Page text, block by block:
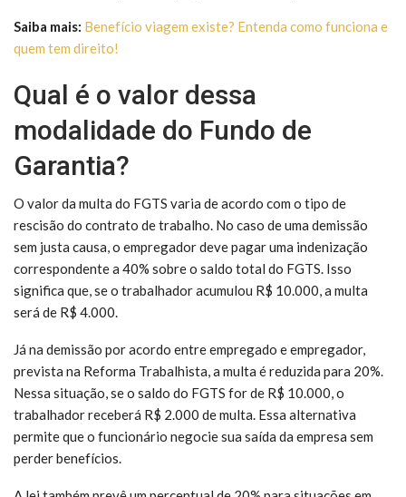
Saiba mais: Benefício viagem existe? Entenda como funciona e
quem tem direito!
Qual é o valor dessa
modalidade do Fundo de
Garantia?
O valor da multa do FGTS varia de acordo com o tipo de
rescisão do contrato de trabalho. No caso de uma demissão
sem justa causa, o empregador deve pagar uma indenização
correspondente a 40% sobre o saldo total do FGTS. Isso
significa que, se o trabalhador acumulou R$ 10.000, a multa
será de R$ 4.000.
Já na demissão por acordo entre empregado e empregador,
prevista na Reforma Trabalhista, a multa é reduzida para 20%.
Nessa situação, se o saldo do FGTS for de R$ 10.000, o
trabalhador receberá R$ 2.000 de multa. Essa alternativa
permite que o funcionário negocie sua saída da empresa sem
perder benefícios.